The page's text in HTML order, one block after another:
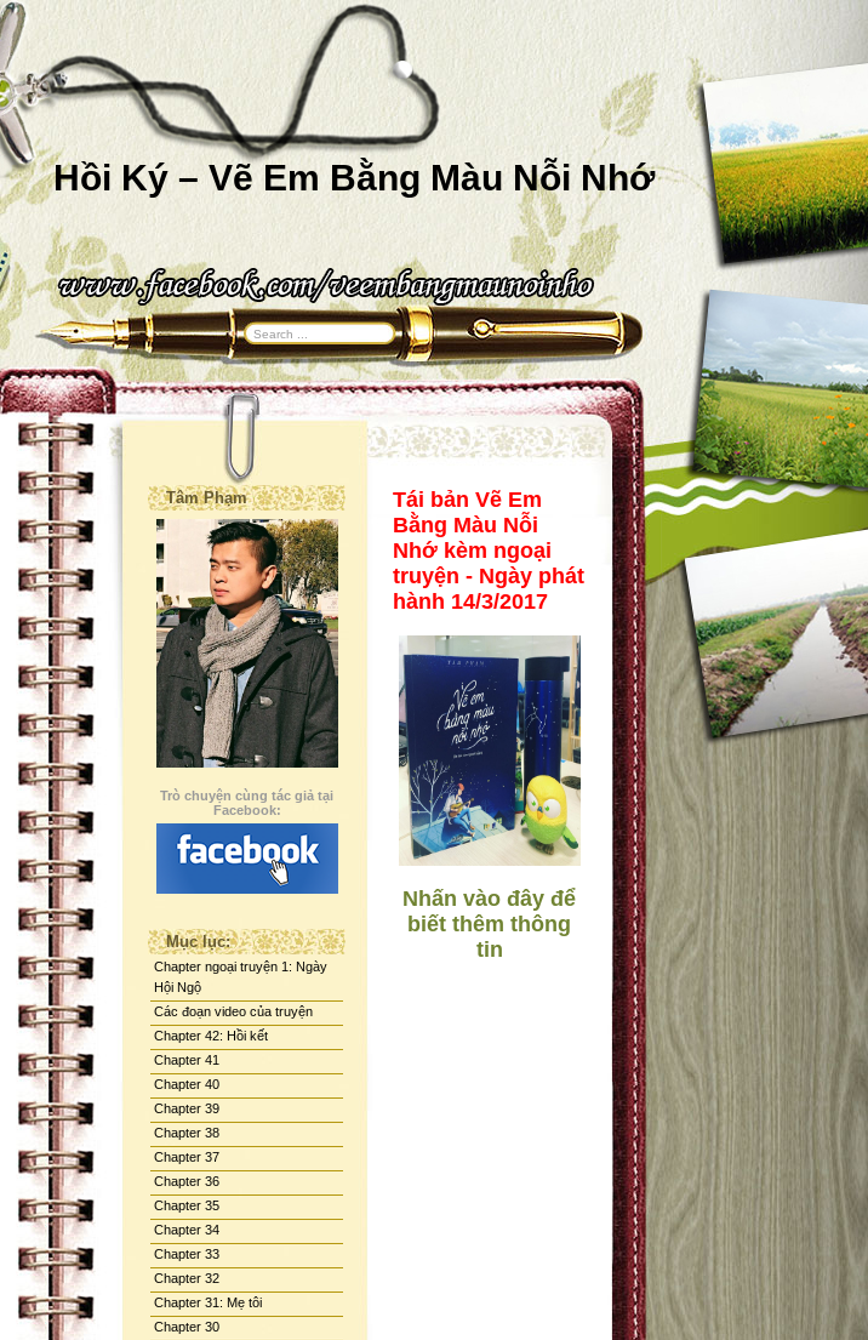
Hồi Ký – Vẽ Em Bằng Màu Nỗi Nhớ
Tâm Phạm
Trò chuyện cùng tác giả tại
Facebook:
Mục lục:
Chapter ngoại truyện 1: Ngày
Hội Ngộ
Các đoạn video của truyện
Chapter 42: Hồi kết
Chapter 41
Chapter 40
Chapter 39
Chapter 38
Chapter 37
Chapter 36
Chapter 35
Chapter 34
Chapter 33
Chapter 32
Chapter 31: Mẹ tôi
Chapter 30
Tái bản Vẽ Em
Bằng Màu Nỗi
Nhớ kèm ngoại
truyện - Ngày phát
hành 14/3/2017
Nhấn vào đây để
biết thêm thông
tin